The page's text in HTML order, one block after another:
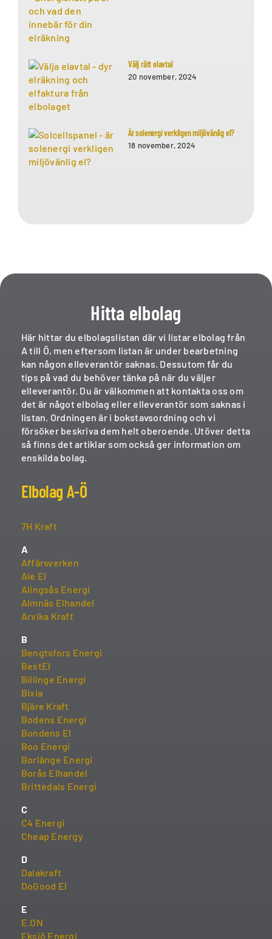
Välj rätt elavtal
20 november, 2024
Är solenergi verkligen miljövänlig el?
18 november, 2024
Hitta elbolag
Här hittar du elbolagslistan där vi listar elbolag från
A till Ö, men eftersom listan är under bearbetning
kan någon elleverantör saknas. Dessutom får du
tips på vad du behöver tänka på när du väljer
elleverantör. Du är välkommen att kontakta oss om
det är något elbolag eller elleverantör som saknas i
listan. Ordningen är i bokstavsordning och vi
försöker beskriva dem helt oberoende. Utöver detta
så finns det artiklar som också ger information om
enskilda bolag.
Elbolag A-Ö
7H Kraft
A
Affärsverken
Ale El
Alingsås Energi
Almnäs Elhandel
Arvika Kraft
B
Bengtsfors Energi
BestEl
Billinge Energi
Bixia
Bjäre Kraft
Bodens Energi
Bondens El
Boo Energi
Borlänge Energi
Borås Elhandel
Brittedals Energi
C
C4 Energi
Cheap Energy
D
Dalakraft
DoGood El
E
E.ON
Eksjö Energi